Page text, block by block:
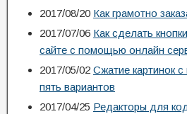
2017/08/20 Как грамотно
2017/07/06 Как сделать
сайте с помощью онлайн
2017/05/02 Сжатие картинок
пять вариантов
2017/04/25 Редакторы для